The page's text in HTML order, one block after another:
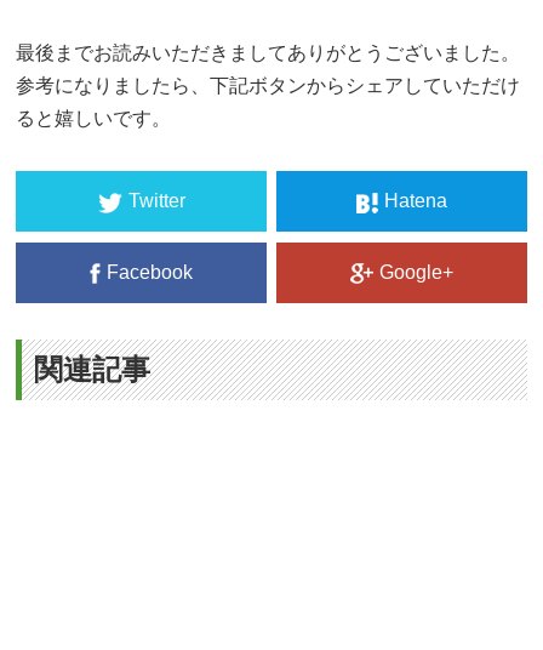
最後までお読みいただきましてありがとうございました。
参考になりましたら、下記ボタンからシェアしていただけ
ると嬉しいです。
Twitter Hatena
Facebook Google+
関連記事